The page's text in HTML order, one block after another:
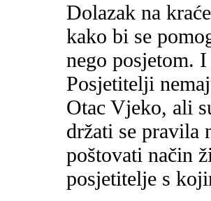
Dolazak na
kako bi se
nego posjetom.
Posjetitelji
Otac Vjeko, ali
držati se pravila
poštovati način
posjetitelje s